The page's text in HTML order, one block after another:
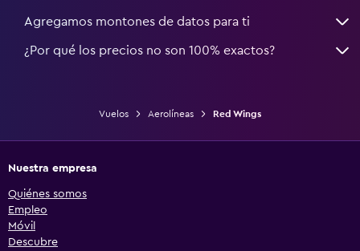
Agregamos montones de datos para ti
¿Por qué los precios no son 100% exactos?
Vuelos Aerolíneas Red Wings
Nuestra empresa
Quiénes somos
Empleo
Móvil
Descubre